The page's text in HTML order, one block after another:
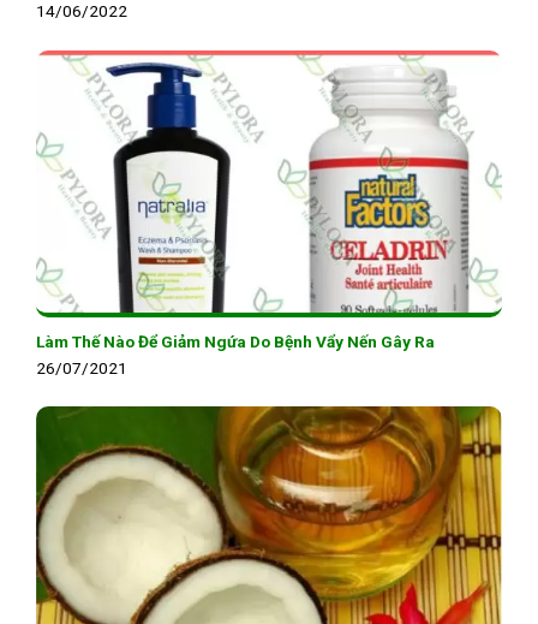
14/06/2022
Làm Thế Nào Để Giảm Ngứa Do Bệnh Vẩy Nến Gây Ra
26/07/2021